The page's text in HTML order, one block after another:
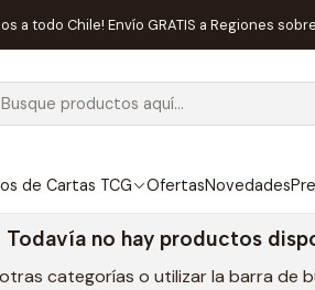
de Cartas TCG OfertasNovedades
a todo Chile! Envío GRATIS a Regiones
Juegos de Cartas TCG Flesh and Blood
Cartas Flesh and
Todavía no hay productos
categorías o utilizar la barra